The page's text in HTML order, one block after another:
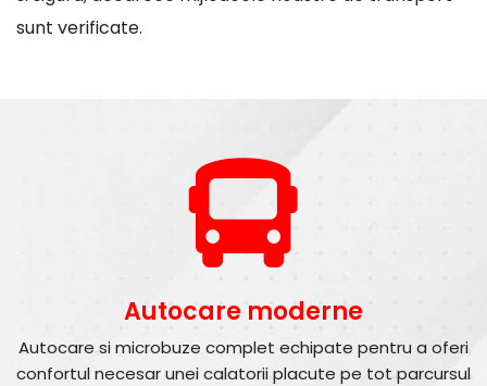
sunt verificate.
Autocare moderne
Autocare si microbuze complet echipate pentru a oferi
confortul necesar unei calatorii placute pe tot parcursul